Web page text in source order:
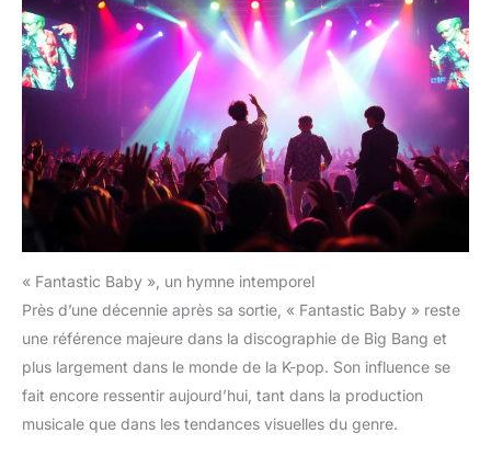
« Fantastic Baby », un hymne intemporel
Près d’une décennie après sa sortie, « Fantastic Baby » reste
une référence majeure dans la discographie de Big Bang et
plus largement dans le monde de la K-pop. Son influence se
fait encore ressentir aujourd’hui, tant dans la production
musicale que dans les tendances visuelles du genre.